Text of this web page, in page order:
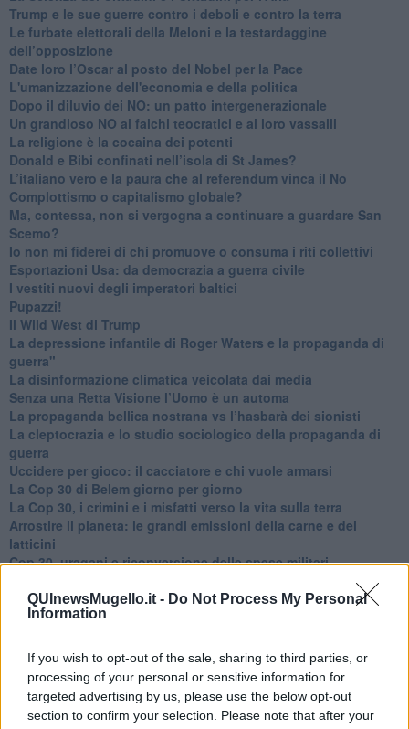
QUInewsMugello.it - Do Not Process My Personal
Information
If you wish to opt-out of the sale, sharing to third parties, or
processing of your personal or sensitive information for
targeted advertising by us, please use the below opt-out
section to confirm your selection. Please note that after your
Trump e le sue guerre contro i deboli e contro la terra
​Le furbate elettorali della Meloni e la testardaggine
dell’opposizione
​Date loro l’Oscar al posto del Nobel per la Pace
L'umanizzazione dell'economia e della politica
​Dopo il diluvio dei NO: un patto intergenerazionale
​Un grandioso NO ai falchi teocratici e ai loro vassalli
La religione è la cocaina dei potenti
Donald e Bibi confinati nell’isola di St James?
L’italiano vero e la paura che al referendum vinca il No
​Complottismo o capitalismo globale?
​Ma, contessa, non si vergogna a continuare a guardare San
Scemo?
​Io non mi fiderei di chi promuove o consuma i riti collettivi
Esportazioni Usa: da democrazia a guerra civile
​I vestiti nuovi degli imperatori baltici
​Pupazzi!
​Il Wild West di Trump
​La depressione infantile di Roger Waters e la propaganda di
guerra"
​La disinformazione climatica veicolata dai media
Senza una Retta Visione l’Uomo è un automa
​La propaganda bellica nostrana vs l’hasbarà dei sionisti
​La cleptocrazia e lo studio sociologico della propaganda di
guerra
​Uccidere per gioco: il cacciatore e chi vuole armarsi
​La Cop 30 di Belem giorno per giorno
La Cop 30, i crimini e i misfatti verso la vita sulla terra
Arrostire il pianeta: le grandi emissioni della carne e dei
latticini
​Cop 30, uragani e riconversione delle spese militari
PTSD e suicidi svelano l’intento suicidario della guerra e
dell’ignoranza
​Il tecno-fascismo e i suoi nemici delusi
​I comici e il vittimismo paranoideo al potere
​La virtù secondo Confucio e Xi (seconda parte)
Le Pax imperiali e Tianxia (prima parte)